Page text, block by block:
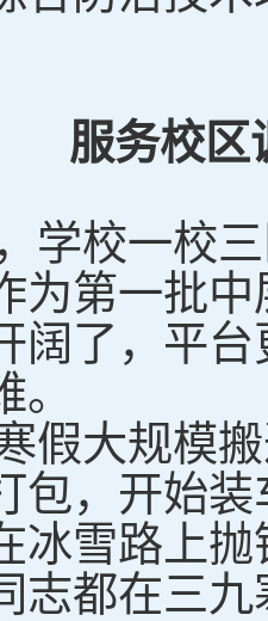
服务校区
校一校三
为第一批
了，平台
大规模搬
包，开始
冰雪路上
志都在三